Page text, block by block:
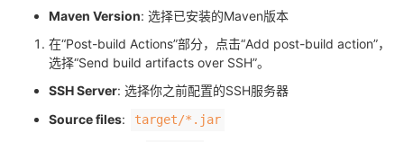
Maven Version: 选择已安装的Maven版本
在“Post-build Actions”部分，点击“Add post-build action”，
选择“Send build artifacts over SSH”。
SSH Server: 选择你之前配置的SSH服务器
Source files: ​ ​target/*.jar​